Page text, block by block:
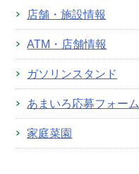
店舗・施設情報
ATM・店舗情報
ガソリンスタンド
あまいろ応募フォーム
家庭菜園